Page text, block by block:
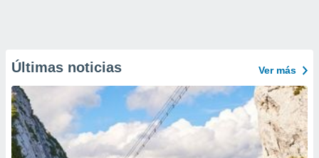
Últimas noticias Ver más